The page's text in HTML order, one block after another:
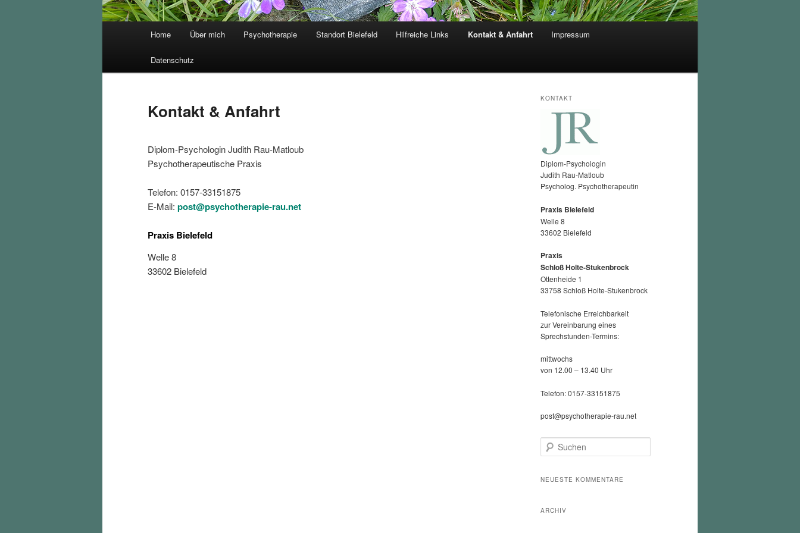
Home Über mich Psychotherapie Standort Bielefeld Hilfreiche Links Kontakt & Anfahrt Impressum
Datenschutz
Kontakt & Anfahrt
Diplom-Psychologin Judith Rau-Matloub
Psychotherapeutische Praxis
Telefon: 0157-33151875
E-Mail: post@psychotherapie-rau.net
Praxis Bielefeld
Welle 8
33602 Bielefeld
KONTAKT
Diplom-Psychologin
Judith Rau-Matloub
Psycholog. Psychotherapeutin
Praxis Bielefeld
Welle 8
33602 Bielefeld
Praxis
Schloß Holte-Stukenbrock
Ottenheide 1
33758 Schloß Holte-Stukenbrock
Telefonische Erreichbarkeit
zur Vereinbarung eines
Sprechstunden-Termins:
mittwochs
von 12.00 – 13.40 Uhr
Telefon: 0157-33151875
post@psychotherapie-rau.net
u
h
NEUESTE KOMMENTARE
ARCHIV